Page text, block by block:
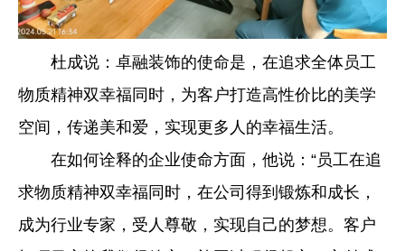
杜成说：卓融装饰的使命是，在追求全体员工
物质精神双幸福同时，为客户打造高性价比的美学
空间，传递美和爱，实现更多人的幸福生活。
在如何诠释的企业使命方面，他说：“员工在追
求物质精神双幸福同时，在公司得到锻炼和成长，
成为行业专家，受人尊敬，实现自己的梦想。客户